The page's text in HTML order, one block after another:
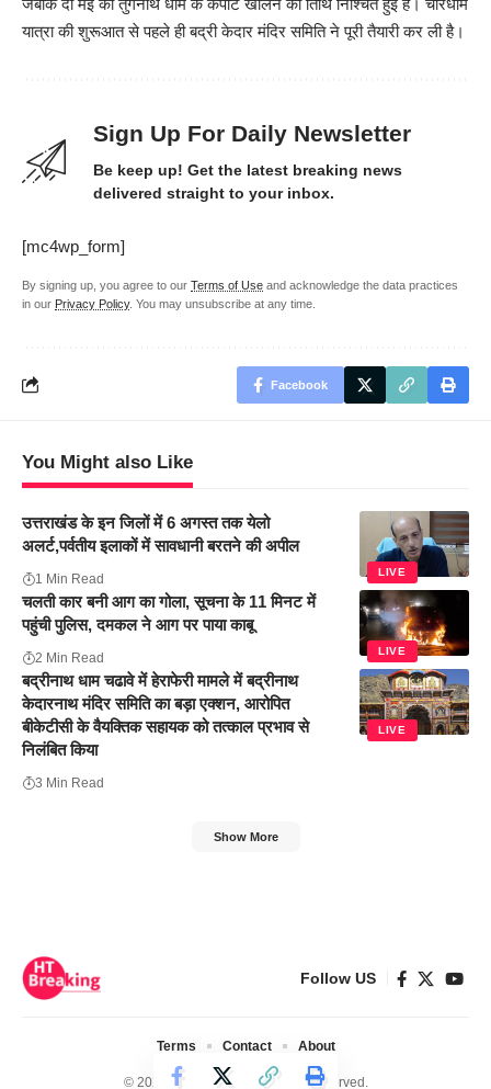
यात्रा की शुरूआत से पहले ही बद्री केदार मंदिर समिति ने पूरी तैयारी कर ली है।
Sign Up For Daily Newsletter
Be keep up! Get the latest breaking news
delivered straight to your inbox.
[mc4wp_form]
By signing up, you agree to our Terms of Use and acknowledge the data practices
in our Privacy Policy. You may unsubscribe at any time.
Facebook
You Might also Like
LIVE
उत्तराखंड के इन जिलों में 6 अगस्त तक येलो
अलर्ट,पर्वतीय इलाकों में सावधानी बरतने की अपील
1 Min Read
LIVE
चलती कार बनी आग का गोला, सूचना के 11 मिनट में
पहुंची पुलिस, दमकल ने आग पर पाया काबू
2 Min Read
LIVE
बद्रीनाथ धाम चढावे में हेराफेरी मामले में बद्रीनाथ
केदारनाथ मंदिर समिति का बड़ा एक्शन, आरोपित
बीकेटीसी के वैयक्तिक सहायक को तत्काल प्रभाव से
निलंबित किया
3 Min Read
Show More
Follow US
© 2024 Ht Breaking. All Rights Reserved.
Terms Contact About